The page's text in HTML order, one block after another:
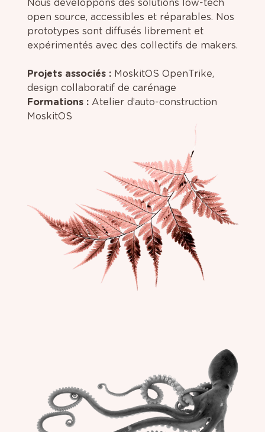
Nous développons des solutions low-tech
open source, accessibles et réparables. Nos
prototypes sont diffusés librement et
expérimentés avec des collectifs de makers.
Projets associés :MoskitOS OpenTrike,
design collaboratif de carénage
Formations :Atelier d’auto-construction
MoskitOS